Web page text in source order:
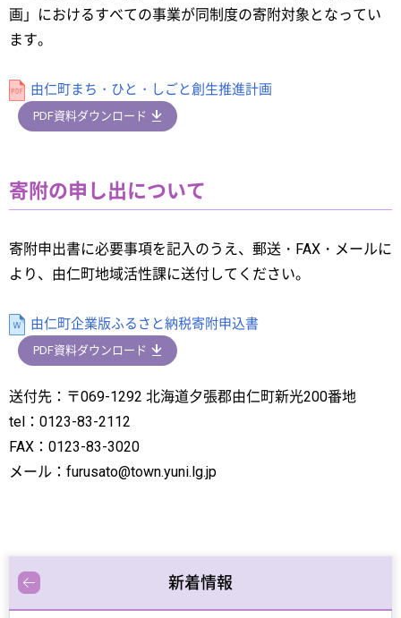
画」におけるすべての事業が同制度の寄附対象となってい
ます。
由仁町まち・ひと・しごと創生推進計画
PDF資料ダウンロード
寄附の申し出について
寄附申出書に必要事項を記入のうえ、郵送・FAX・メールに
より、由仁町地域活性課に送付してください。
由仁町企業版ふるさと納税寄附申込書
PDF資料ダウンロード
送付先：〒069-1292 北海道夕張郡由仁町新光200番地
tel：0123-83-2112
FAX：0123-83-3020
メール：furusato@town.yuni.lg.jp
新着情報